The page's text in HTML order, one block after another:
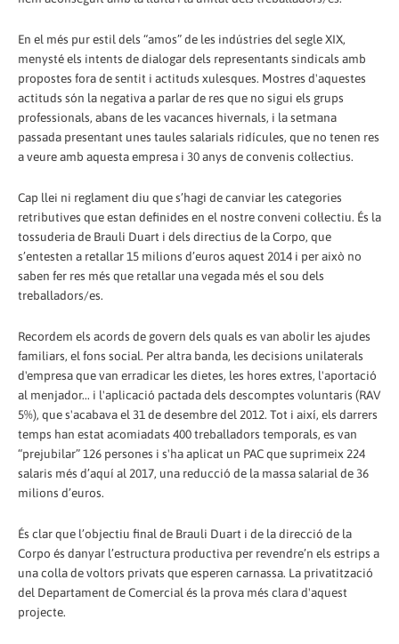
En el més pur estil dels “amos” de les indústries del segle XIX,
menysté els intents de dialogar dels representants sindicals amb
propostes fora de sentit i actituds xulesques. Mostres d'aquestes
actituds són la negativa a parlar de res que no sigui els grups
professionals, abans de les vacances hivernals, i la setmana
passada presentant unes taules salarials ridícules, que no tenen res
a veure amb aquesta empresa i 30 anys de convenis col·lectius.
Cap llei ni reglament diu que s’hagi de canviar les categories
retributives que estan definides en el nostre conveni col·lectiu. És la
tossuderia de Brauli Duart i dels directius de la Corpo, que
s’entesten a retallar 15 milions d’euros aquest 2014 i per això no
saben fer res més que retallar una vegada més el sou dels
treballadors/es.
Recordem els acords de govern dels quals es van abolir les ajudes
familiars, el fons social. Per altra banda, les decisions unilaterals
d'empresa que van erradicar les dietes, les hores extres, l'aportació
al menjador... i l'aplicació pactada dels descomptes voluntaris (RAV
5%), que s'acabava el 31 de desembre del 2012. Tot i així, els darrers
temps han estat acomiadats 400 treballadors temporals, es van
“prejubilar” 126 persones i s'ha aplicat un PAC que suprimeix 224
salaris més d’aquí al 2017, una reducció de la massa salarial de 36
milions d’euros.
És clar que l’objectiu final de Brauli Duart i de la direcció de la
Corpo és danyar l’estructura productiva per revendre’n els estrips a
una colla de voltors privats que esperen carnassa. La privatització
del Departament de Comercial és la prova més clara d'aquest
projecte.